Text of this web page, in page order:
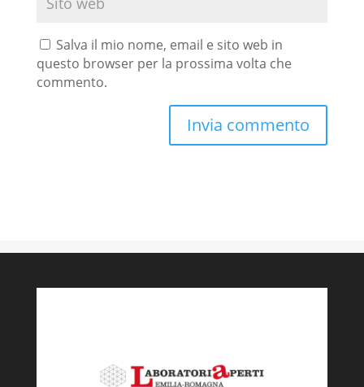
Salva il mio nome, email e sito web in
questo browser per la prossima volta che
commento.